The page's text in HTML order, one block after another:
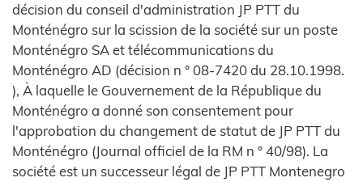
décision du conseil d'administration JP PTT du
Monténégro sur la scission de la société sur un poste
Monténégro SA et télécommunications du
Monténégro AD (décision n ° 08-7420 du 28.10.1998.
), À laquelle le Gouvernement de la République du
Monténégro a donné son consentement pour
l'approbation du changement de statut de JP PTT du
Monténégro (Journal officiel de la RM n ° 40/98). La
société est un successeur légal de JP PTT Montenegro